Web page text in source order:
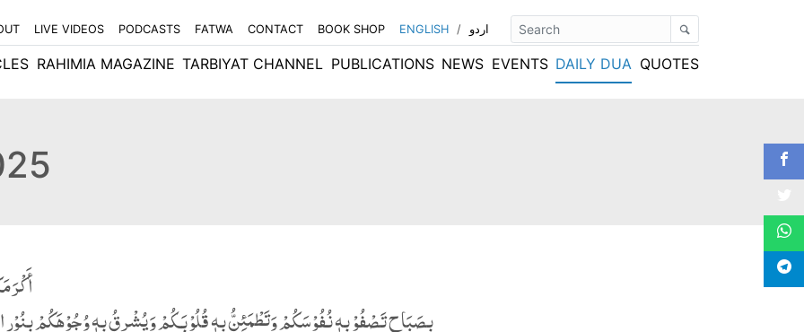
LIVE VIDEOS PODCASTS FATWA CONTACT BOOK SHOP ENGLISH / اردو
RAHIMIA MAGAZINE TARBIYAT CHANNEL PUBLICATIONS NEWS EVENTS DAILY DUA QUOTES